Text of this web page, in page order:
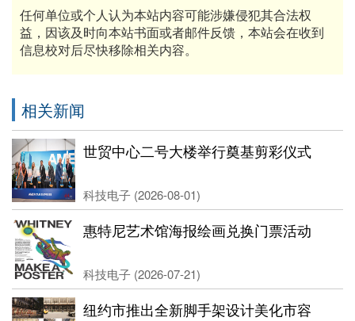
任何单位或个人认为本站内容可能涉嫌侵犯其合法权
益，因该及时向本站书面或者邮件反馈，本站会在收到
信息校对后尽快移除相关内容。
相关新闻
世贸中心二号大楼举行奠基剪彩仪式
科技电子 (2026-08-01)
惠特尼艺术馆海报绘画兑换门票活动
科技电子 (2026-07-21)
纽约市推出全新脚手架设计美化市容